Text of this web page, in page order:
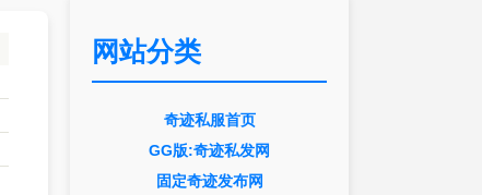
网站分类
奇迹私服首页
GG版:奇迹私发网
固定奇迹发布网